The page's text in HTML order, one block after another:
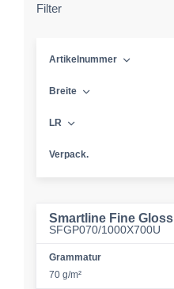
Filter
Artikelnummer
Breite
LR
Verpack.
Smartline Fine Gloss
SFGP070/1000X700U
Grammatur
70 g/m²